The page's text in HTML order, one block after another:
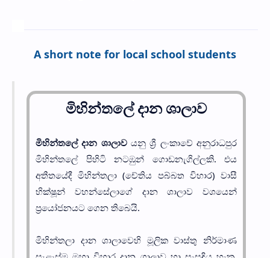
A short note for local school students
මිහින්තලේ දාන ශාලාව
මිහින්තලේ දාන ශාලාවයනු ශ්‍රී ලංකාවේ අනුරාධපුර
මිහින්තලේ පිහිටි නටඹුන් ගොඩනැගිල්ලකි. එය
අතීතයේදී මිහින්තලා (චේතිය පබ්බත විහාර) වාසී
භික්ෂූන් වහන්සේලාගේ දාන ශාලාව වශයෙන්
ප්‍රයෝජනයට ගෙන තිබෙයි.
මිහින්තලා දාන ශාලාවෙහි මූලික වාස්තු නිර්මාණ